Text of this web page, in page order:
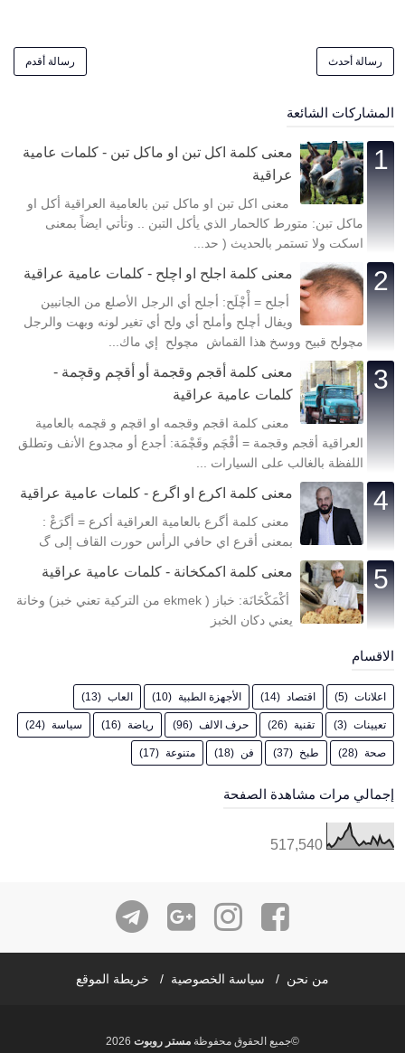
رسالة أحدث رسالة أقدم
المشاركات الشائعة
معنى كلمة اكل تبن او ماكل تبن - كلمات عامية
عراقية
معنى اكل تبن او ماكل تبن بالعامية العراقية أكل او
ماكل تبن: متورط كالحمار الذي يأكل التبن .. وتأتي ايضاً بمعنى
اسكت ولا تستمر بالحديث ( حد...
معنى كلمة اجلح او اچلح - كلمات عامية عراقية
أجلح = أْچْلَح: أجلح أي الرجل الأصلع من الجانبين
ويفال أچلح وأملح أي ولح أي تغير لونه وبهت والرجل
مچولح قبيح ووسخ هذا القماش مچولح إي ماك...
معنى كلمة أقجم وقجمة أو أقچم وقچمة -
كلمات عامية عراقية
معنى كلمة اقجم وقجمه او اقچم و قچمه بالعامية
العراقية أقجم وقجمة = أقْچَم وقَچْمَة: أجدع أو مجدوع الأنف وتطلق
اللفظة بالغالب على السيارات ...
معنى كلمة اكرع او اگرع - كلمات عامية عراقية
معنى كلمة أگرع بالعامية العراقية أكرع = أگرَعْ :
بمعنى أقرع اي حافي الرأس حورت القاف إلى گ
معنى كلمة اكمكخانة - كلمات عامية عراقية
أكْمَكْخَانَة: خباز ( ekmek من التركية تعني خبز) وخانة
يعني دكان الخبز
الاقسام
اعلانات (5) اقتصاد (14) الأجهزة الطبية (10) العاب (13)
تعيينات (3) تقنية (26) حرف الالف (96) رياضة (16) سياسة (24)
صحة (28) طبخ (37) فن (18) متنوعة (17)
إجمالي مرات مشاهدة الصفحة
517,540
من نحن سياسة الخصوصية خريطة الموقع
©جميع الحقوق محفوظة مستر روبوت 2026